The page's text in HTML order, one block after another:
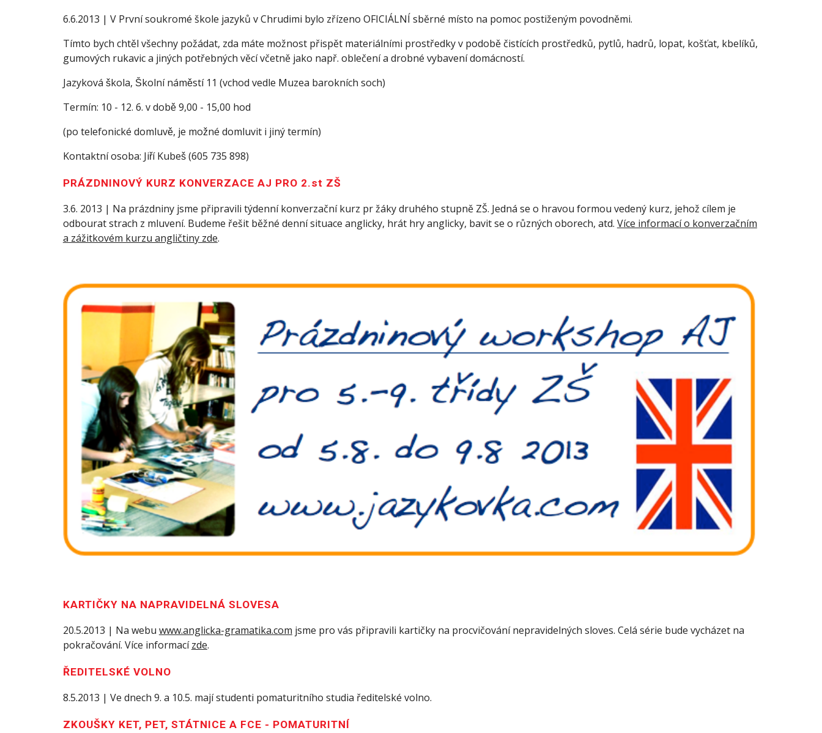
6.6.2013 | V První soukromé škole jazyků v Chrudimi bylo zřízeno OFICIÁLNÍ sběrné místo na pomoc postiženým povodněmi.
Tímto bych chtěl všechny požádat, zda máte možnost přispět materiálními prostředky v podobě čistících prostředků, pytlů, hadrů, lopat, košťat, kbelíků,
gumových rukavic a jiných potřebných věcí včetně jako např. oblečení a drobné vybavení domácností.
Jazyková škola, Školní náměstí 11 (vchod vedle Muzea barokních soch)
Termín: 10 - 12. 6. v době 9,00 - 15,00 hod
(po telefonické domluvě, je možné domluvit i jiný termín)
Kontaktní osoba: Jiří Kubeš (605 735 898)
PRÁZDNINOVÝ KURZ KONVERZACE AJ PRO 2.st ZŠ
3.6. 2013 | Na prázdniny jsme připravili týdenní konverzační kurz pr žáky druhého stupně ZŠ. Jedná se o hravou formou vedený kurz, jehož cílem je
odbourat strach z mluvení. Budeme řešit běžné denní situace anglicky, hrát hry anglicky, bavit se o různých oborech, atd. Více informací o konverzačním
a zážitkovém kurzu angličtiny zde.
KARTIČKY NA NAPRAVIDELNÁ SLOVESA
20.5.2013 | Na webu www.anglicka-gramatika.com jsme pro vás připravili kartičky na procvičování nepravidelných sloves. Celá série bude vycházet na
pokračování. Více informacízde.
ŘEDITELSKÉ VOLNO
8.5.2013 | Ve dnech 9. a 10.5. mají studenti pomaturitního studia ředitelské volno.
ZKOUŠKY KET, PET, STÁTNICE A FCE - POMATURITNÍ